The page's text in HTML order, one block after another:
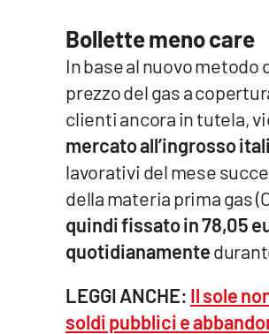
Reggio Calabria
Bollette meno care
In base al nuovo
prezzo del gas a
clienti ancora in tutela,
mercato all’ingrosso
lavorativi del mese
della materia prima gas
quindi fissato in 78,05
quotidianamente
LEGGI ANCHE: Il sole
soldi pubblici e